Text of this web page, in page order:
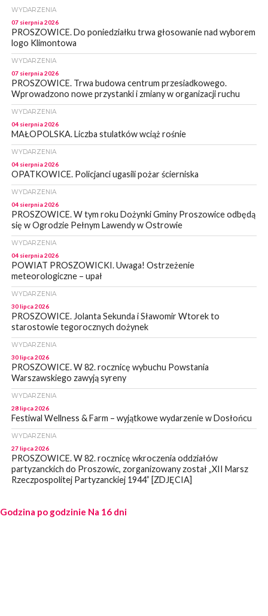
WYDARZENIA
07 sierpnia 2026
PROSZOWICE. Do poniedziałku trwa głosowanie nad wyborem
logo Klimontowa
WYDARZENIA
07 sierpnia 2026
PROSZOWICE. Trwa budowa centrum przesiadkowego.
Wprowadzono nowe przystanki i zmiany w organizacji ruchu
WYDARZENIA
04 sierpnia 2026
MAŁOPOLSKA. Liczba stulatków wciąż rośnie
WYDARZENIA
04 sierpnia 2026
OPATKOWICE. Policjanci ugasili pożar ścierniska
WYDARZENIA
04 sierpnia 2026
PROSZOWICE. W tym roku Dożynki Gminy Proszowice odbędą
się w Ogrodzie Pełnym Lawendy w Ostrowie
WYDARZENIA
04 sierpnia 2026
POWIAT PROSZOWICKI. Uwaga! Ostrzeżenie
meteorologiczne – upał
WYDARZENIA
30 lipca 2026
PROSZOWICE. Jolanta Sekunda i Sławomir Wtorek to
starostowie tegorocznych dożynek
WYDARZENIA
30 lipca 2026
PROSZOWICE. W 82. rocznicę wybuchu Powstania
Warszawskiego zawyją syreny
WYDARZENIA
28 lipca 2026
Festiwal Wellness & Farm – wyjątkowe wydarzenie w Dosłońcu
WYDARZENIA
27 lipca 2026
PROSZOWICE. W 82. rocznicę wkroczenia oddziałów
partyzanckich do Proszowic, zorganizowany został „XII Marsz
Rzeczpospolitej Partyzanckiej 1944” [ZDJĘCIA]
27 lipca 2026
PROSZOWICE. Po burzy uszkodzone słupy enegeryczne.
Godzina po godzinie Na 16 dni